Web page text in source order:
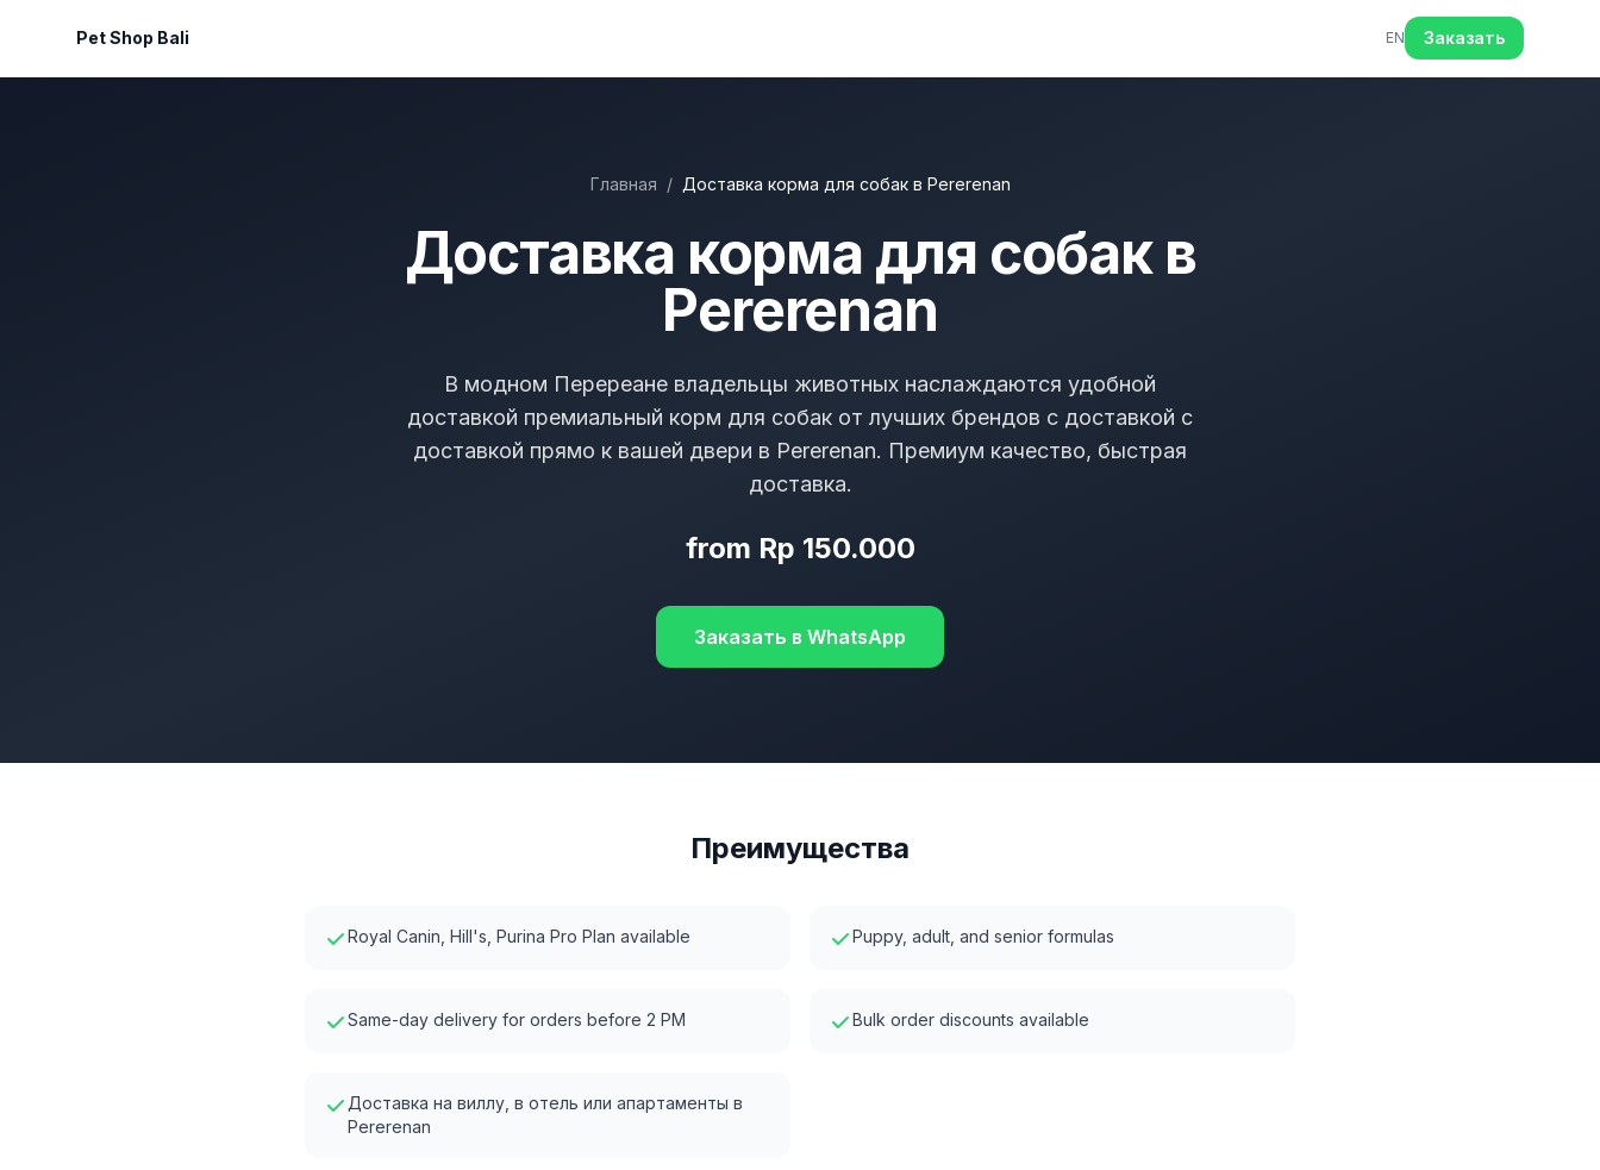
Pet Shop Bali EN Заказать
Главная / Доставка корма для собак в Pererenan
Доставка корма для собак в
Pererenan
В модном Перереане владельцы животных наслаждаются удобной
доставкой премиальный корм для собак от лучших брендов с доставкой с
доставкой прямо к вашей двери в Pererenan. Премиум качество, быстрая
доставка.
from Rp 150.000
Заказать в WhatsApp
Преимущества
Royal Canin, Hill's, Purina Pro Plan available Puppy, adult, and senior formulas
Same-day delivery for orders before 2 PM Bulk order discounts available
Доставка на виллу, в отель или апартаменты в
Pererenan